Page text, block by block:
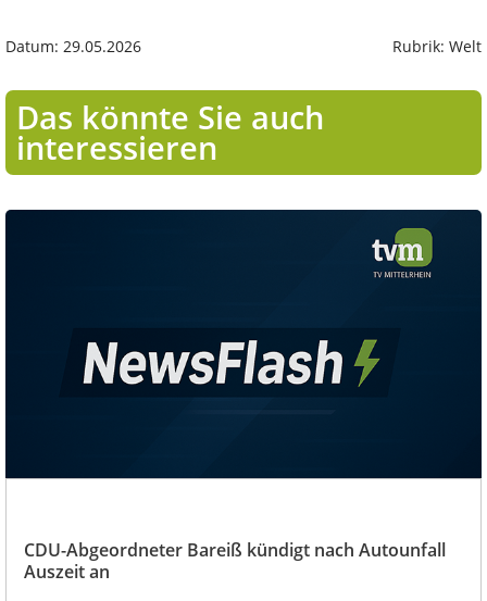
Datum: 29.05.2026 Rubrik: Welt
Das könnte Sie auch
interessieren
CDU-Abgeordneter Bareiß kündigt nach Autounfall
Auszeit an